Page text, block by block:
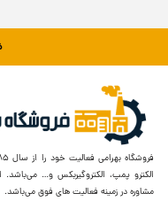
الکترو پمپ، الکتروگیربکس و… می‌باشد.
مشاوره در زمینه فعالیت های فوق می‌باشد.